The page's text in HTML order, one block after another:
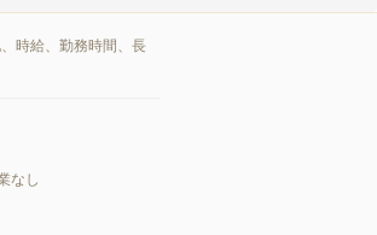
時給、勤務時間、長
なし